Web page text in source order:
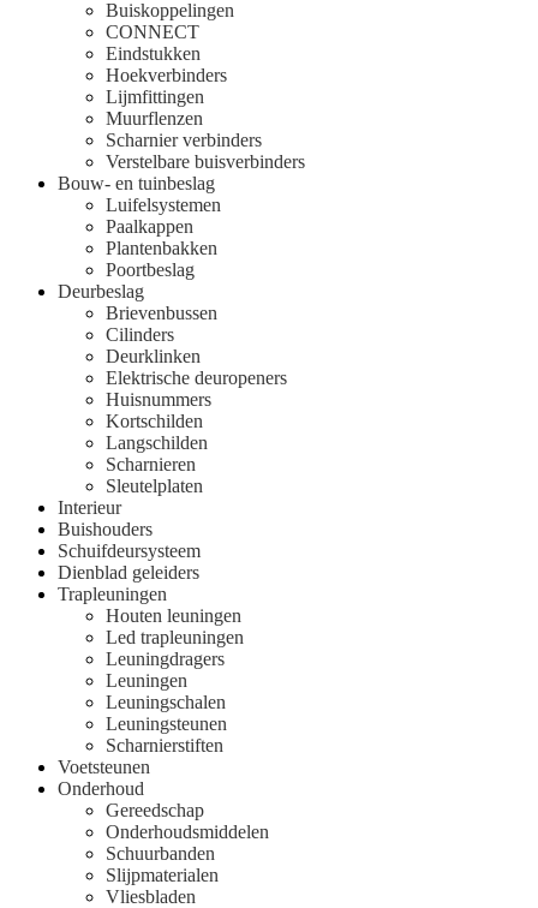
Buiskoppelingen
CONNECT
Eindstukken
Hoekverbinders
Lijmfittingen
Muurflenzen
Scharnier verbinders
Verstelbare buisverbinders
Bouw- en tuinbeslag
Luifelsystemen
Paalkappen
Plantenbakken
Poortbeslag
Deurbeslag
Brievenbussen
Cilinders
Deurklinken
Elektrische deuropeners
Huisnummers
Kortschilden
Langschilden
Scharnieren
Sleutelplaten
Interieur
Buishouders
Schuifdeursysteem
Dienblad geleiders
Trapleuningen
Houten leuningen
Led trapleuningen
Leuningdragers
Leuningen
Leuningschalen
Leuningsteunen
Scharnierstiften
Voetsteunen
Onderhoud
Gereedschap
Onderhoudsmiddelen
Schuurbanden
Slijpmaterialen
Vliesbladen